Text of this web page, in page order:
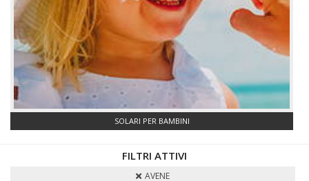
SOLARI VISO
FILTRI ATTIVI
AVENE